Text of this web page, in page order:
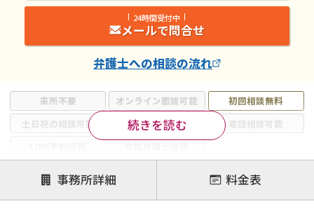
来所不要 オンライン面談可能
初回相談無料
土日祝の相談可能
19時以降電話可能
電話相談可能
注力案件
離婚前相談
離婚調停
離婚裁判
続きを読む
24時間受付中
メールで問合せ
弁護士への相談の流れ
事務所詳細 料金表